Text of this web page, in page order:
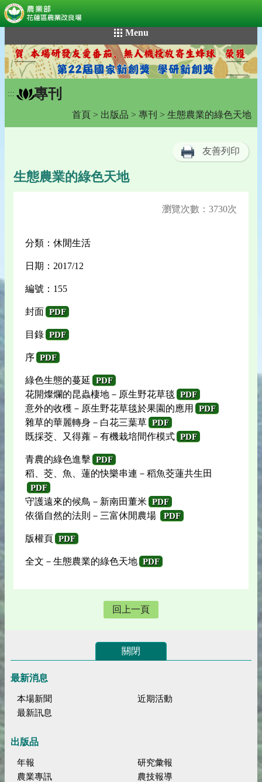
到
主
要
內
容
Menu
::: 專刊
首頁 > 出版品 > 專刊 > 生態農業的綠色天地
友善列印
生態農業的綠色天地
瀏覽次數：3730次
分類：休閒生活
日期：2017/12
編號：155
封面 PDF
目錄 PDF
序 PDF
綠色生態的蔓延 PDF
花開燦爛的昆蟲棲地－原生野花草毯 PDF
意外的收穫－原生野花草毯於果園的應用 PDF
雜草的華麗轉身－白花三葉草 PDF
既採茭、又得蕹－有機栽培間作模式 PDF
青農的綠色進擊 PDF
稻、茭、魚、蓮的快樂串連－稻魚茭蓮共生田
PDF
守護遠來的候鳥－新南田董米 PDF
依循自然的法則－三富休閒農場 PDF
版權頁 PDF
全文－生態農業的綠色天地 PDF
回上一頁
關閉
最新消息
本場新聞
近期活動
最新訊息
出版品
年報
研究彙報
農業專訊
農技報導